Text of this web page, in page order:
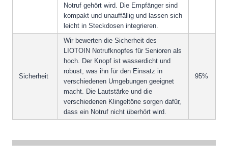
Notruf gehört wird. Die Empfänger sind
kompakt und unauffällig und lassen sich
leicht in Steckdosen integrieren.
Sicherheit
Wir bewerten die Sicherheit des
LIOTOIN Notrufknopfes für Senioren als
hoch. Der Knopf ist wasserdicht und
robust, was ihn für den Einsatz in
verschiedenen Umgebungen geeignet
macht. Die Lautstärke und die
verschiedenen Klingeltöne sorgen dafür,
dass ein Notruf nicht überhört wird.
95%